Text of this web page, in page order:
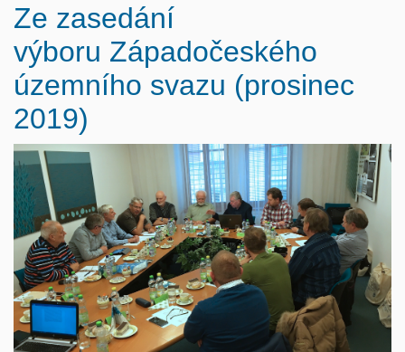
Ze zasedání
výboru Západočeského
územního svazu (prosinec
2019)